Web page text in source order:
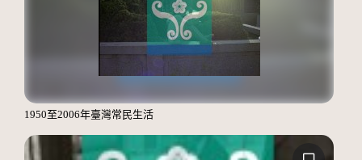
1950至2006年臺灣常民生活